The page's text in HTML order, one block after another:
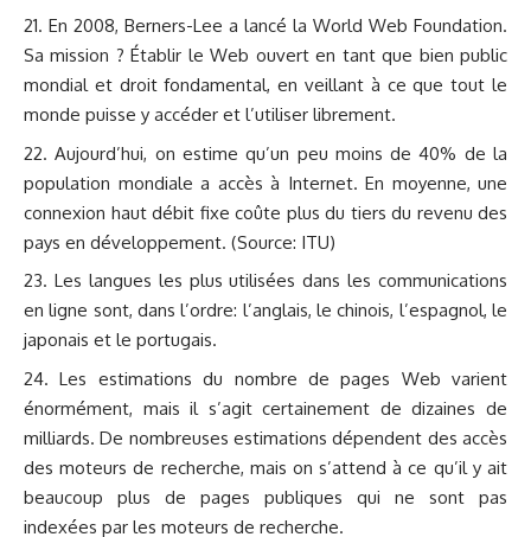
En 2008, Berners-Lee a lancé la World Web Foundation.
Sa mission ? Établir le Web ouvert en tant que bien public
mondial et droit fondamental, en veillant à ce que tout le
monde puisse y accéder et l’utiliser librement.
Aujourd’hui, on estime qu’un peu moins de 40% de la
population mondiale a accès à Internet. En moyenne, une
connexion haut débit fixe coûte plus du tiers du revenu des
pays en développement. (Source: ITU)
Les langues les plus utilisées dans les communications
en ligne sont, dans l’ordre: l’anglais, le chinois, l’espagnol, le
japonais et le portugais.
Les estimations du nombre de pages Web varient
énormément, mais il s’agit certainement de dizaines de
milliards. De nombreuses estimations dépendent des accès
des moteurs de recherche, mais on s’attend à ce qu’il y ait
beaucoup plus de pages publiques qui ne sont pas
indexées par les moteurs de recherche.